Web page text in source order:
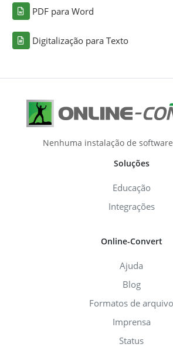
PDF para Word
Digitalização para Texto
Nenhuma instalação de
Soluções
Educação
Integrações
Online-Convert
Ajuda
Blog
Formatos de arquivo
Imprensa
Status